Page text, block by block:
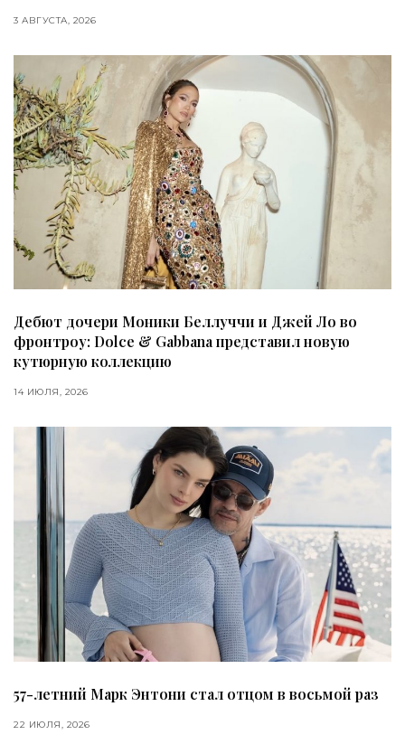
3 АВГУСТА, 2026
Дебют дочери Моники Беллуччи и Джей Ло во
фронтроу: Dolce & Gabbana представил новую
кутюрную коллекцию
14 ИЮЛЯ, 2026
57-летний Марк Энтони стал отцом в восьмой раз
22 ИЮЛЯ, 2026